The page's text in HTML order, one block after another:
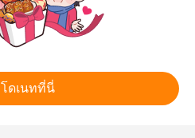
โดเนทที่นี่